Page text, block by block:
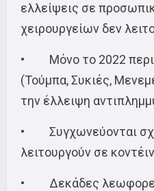
ελλείψεις σε
χειρουργείων δεν
• Μόνο το 2022
(Τούμπα, Συκιές,
την έλλειψη
• Συγχωνεύονται
λειτουργούν σε
• Δεκάδες